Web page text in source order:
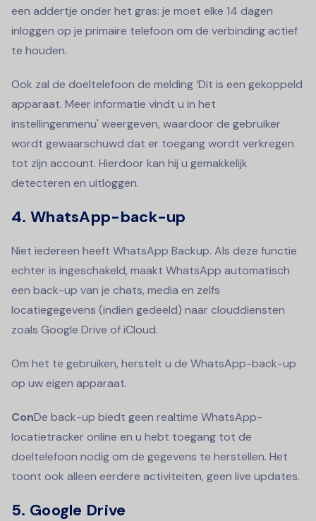
een addertje onder het gras: je moet elke 14 dagen
inloggen op je primaire telefoon om de verbinding actief
te houden.
Ook zal de doeltelefoon de melding ‘Dit is een gekoppeld
apparaat. Meer informatie vindt u in het
instellingenmenu' weergeven, waardoor de gebruiker
wordt gewaarschuwd dat er toegang wordt verkregen
tot zijn account. Hierdoor kan hij u gemakkelijk
detecteren en uitloggen.
4. WhatsApp-back-up
Niet iedereen heeft WhatsApp Backup. Als deze functie
echter is ingeschakeld, maakt WhatsApp automatisch
een back-up van je chats, media en zelfs
locatiegegevens (indien gedeeld) naar clouddiensten
zoals Google Drive of iCloud.
Om het te gebruiken, herstelt u de WhatsApp-back-up
op uw eigen apparaat.
ConDe back-up biedt geen realtime WhatsApp-
locatietracker online en u hebt toegang tot de
doeltelefoon nodig om de gegevens te herstellen. Het
toont ook alleen eerdere activiteiten, geen live updates.
5. Google Drive